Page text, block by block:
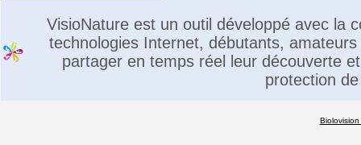
VisioNature est un outil développé avec la
technologies Internet, débutants,
partager en temps réel leur découverte
protection
Biolovision